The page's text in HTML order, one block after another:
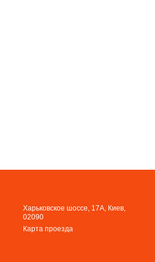
Харьковское шоссе, 17А, Киев,
02090
Карта проезда